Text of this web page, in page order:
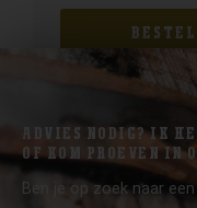
ADVIES NODIG? IK
OF KOM PROEVEN
Ben je op zoek naar